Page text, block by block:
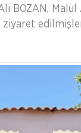
BOZAN,
ziyaret